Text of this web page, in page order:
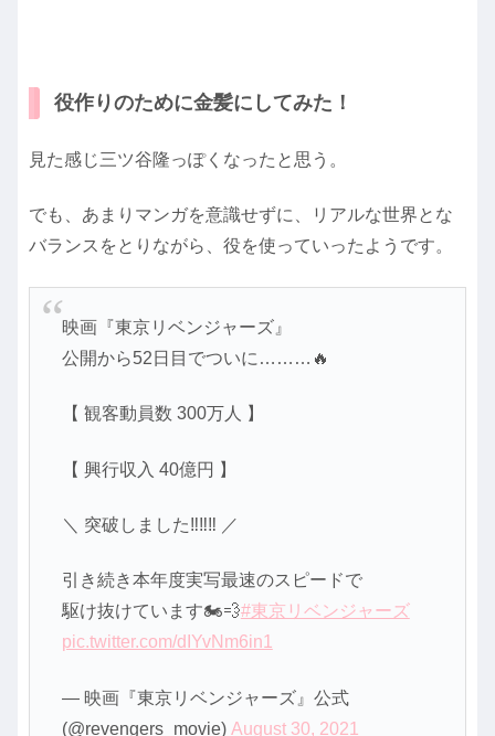
役作りのために金髪にしてみた！
見た感じ三ツ谷隆っぽくなったと思う。
でも、あまりマンガを意識せずに、リアルな世界とな
バランスをとりながら、役を使っていったようです。
映画『東京リベンジャーズ』
公開から52日目でついに………🔥
【 観客動員数 300万人 】
【 興行収入 40億円 】
＼ 突破しました‼️‼️‼️ ／
引き続き本年度実写最速のスピードで
駆け抜けています🏍️💨#東京リベンジャーズ
pic.twitter.com/dIYvNm6in1
— 映画『東京リベンジャーズ』公式
(@revengers_movie) August 30, 2021